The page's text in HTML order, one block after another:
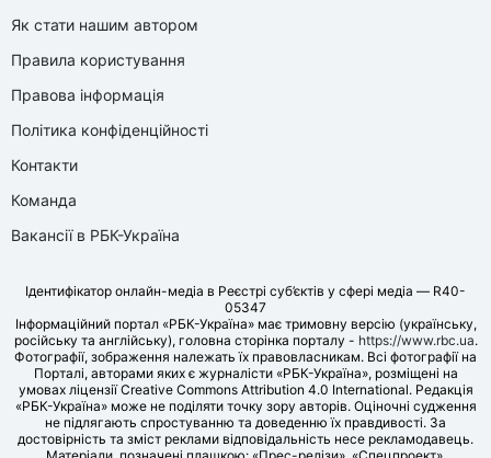
Як стати нашим автором
Правила користування
Правова інформація
Політика конфіденційності
Контакти
Команда
Вакансії в РБК-Україна
Ідентифікатор онлайн-медіа в Реєстрі суб’єктів у сфері медіа — R40-
05347
Інформаційний портал «РБК-Україна» має тримовну версію (українську,
російську та англійську), головна сторінка порталу - https://www.rbc.ua.
Фотографії, зображення належать їх правовласникам. Всі фотографії на
Порталі, авторами яких є журналісти «РБК-Україна», розміщені на
умовах ліцензії Creative Commons Attribution 4.0 International. Редакція
«РБК-Україна» може не поділяти точку зору авторів. Оціночні судження
не підлягають спростуванню та доведенню їх правдивості. За
достовірність та зміст реклами відповідальність несе рекламодавець.